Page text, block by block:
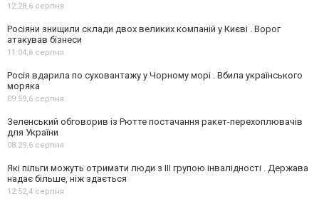
12:28,6 серпня
Росіяни знищили склади двох великих компаній у Києві . Ворог
атакував бізнеси
11:04,6 серпня
Росія вдарила по суховантажу у Чорному морі . Вбила українського
моряка
09:59,6 серпня
Зеленський обговорив із Рютте постачання ракет-перехоплювачів
для України
08:29,6 серпня
Які пільги можуть отримати люди з III групою інвалідності . Держава
надає більше, ніж здається
12:52,4 серпня